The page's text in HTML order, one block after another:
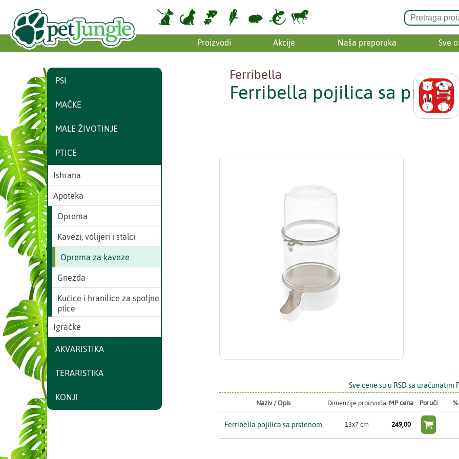
Proizvodi Akcije Naša preporuka Sve
Ferribella
Ferribella pojilica sa
Sve cene su u RSD sa uračunatim
Naziv / Opis Dimenzije proizvoda MP cena Poruči %
Ferribella pojilica sa prstenom 13x7 cm 249,00 
PSI
MAČKE
MALE ŽIVOTINJE
PTICE
Ishrana
Apoteka
Oprema
Kavezi, volijeri i stalci
Oprema za kaveze
Gnezda
Kućice i hranilice za spoljne
ptice
Igračke
AKVARISTIKA
TERARISTIKA
KONJI